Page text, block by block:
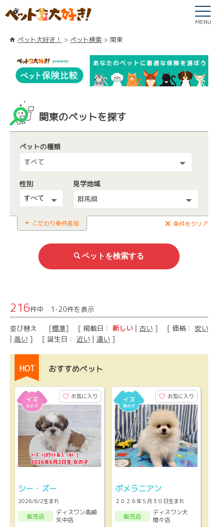
MENU
ペット大好き！ ペット検索 関東
関東のペットを探す
ペットの種類
すべて
性別
見学地域
群馬県
こだわり条件追加 条件をクリア
216件中 1-20件を表示
並び替え [標準] [ 掲載日： 新しい | 古い ] [ 価格： 安い
| 高い ] [ 誕生日： 近い | 遠い ]
HOT おすすめペット
お気に入り
シー・ズー
2026/6/2生まれ
販売店
ディスワン高崎
矢中店
お気に入り
ポメラニアン
２０２６年５月３０日生まれ
販売店
ディスワン大
間々店